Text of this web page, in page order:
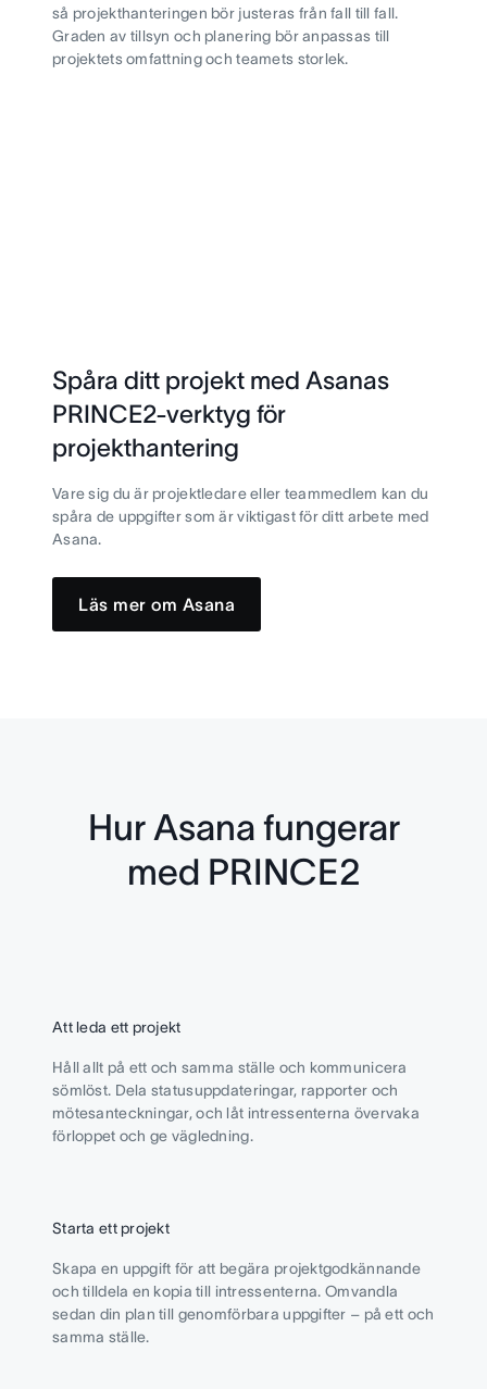
så projekthanteringen bör justeras från fall till fall.
Graden av tillsyn och planering bör anpassas till
projektets omfattning och teamets storlek.
Spåra ditt projekt med Asanas
PRINCE2-verktyg för
projekthantering
Vare sig du är projektledare eller teammedlem kan du
spåra de uppgifter som är viktigast för ditt arbete med
Asana.
Läs mer om Asana
Hur Asana fungerar
med PRINCE2
Att leda ett projekt
Håll allt på ett och samma ställe och kommunicera
sömlöst. Dela statusuppdateringar, rapporter och
mötesanteckningar, och låt intressenterna övervaka
förloppet och ge vägledning.
Starta ett projekt
Skapa en uppgift för att begära projektgodkännande
och tilldela en kopia till intressenterna. Omvandla
sedan din plan till genomförbara uppgifter – på ett och
samma ställe.